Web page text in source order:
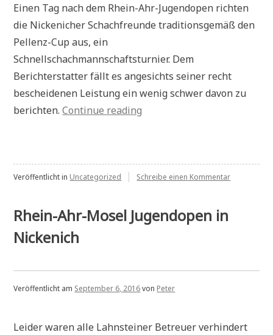
Einen Tag nach dem Rhein-Ahr-Jugendopen richten
die Nickenicher Schachfreunde traditionsgemäß den
Pellenz-Cup aus, ein
Schnellschachmannschaftsturnier. Dem
Berichterstatter fällt es angesichts seiner recht
bescheidenen Leistung ein wenig schwer davon zu
berichten.Continue reading
Veröffentlicht in Uncategorized Schreibe einen Kommentarzu
Rhein-Ahr-Mosel Jugendopen in
Nickenich
Veröffentlicht am September 6, 2016von Peter
Leider waren alle Lahnsteiner Betreuer verhindert